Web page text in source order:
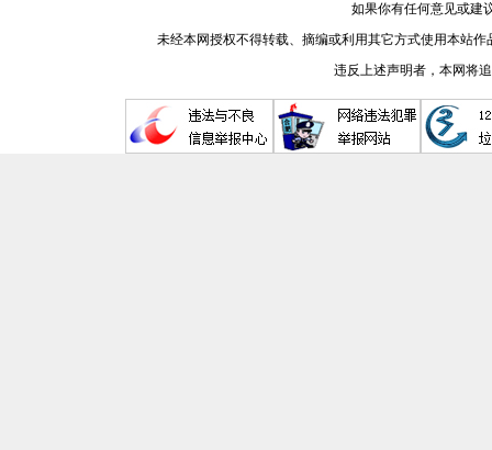
淮帮办回复：补办证件需同时满
依法收养一名子女，且无再生育记录。
符合条件的市民，可通过皖事通
办理需准备材料：夫妻双方身份
如果你有任何意见或建
未经本网授权不得转载、摘编或利用其它方式使用本站
违反上述声明者，本网将